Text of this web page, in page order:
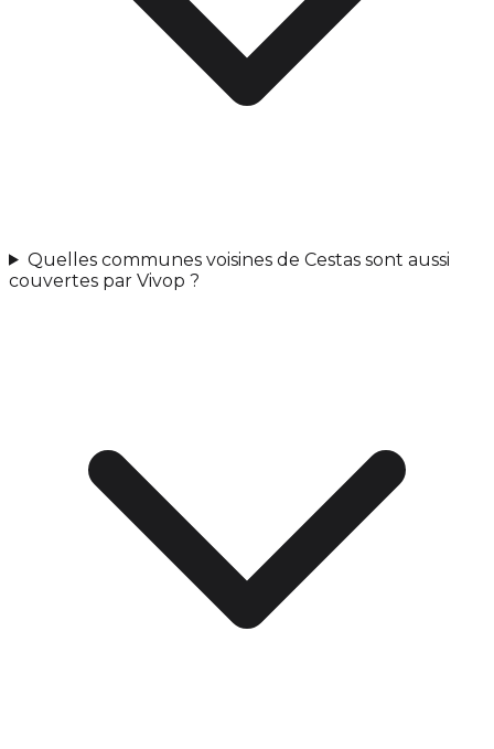
Quelles communes voisines de Cestas sont aussi
couvertes par Vivop ?